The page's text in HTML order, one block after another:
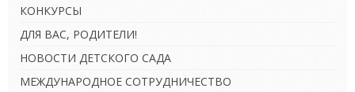
КОНКУРСЫ
ДЛЯ ВАС, РОДИТЕЛИ!
НОВОСТИ ДЕТСКОГО САДА
МЕЖДУНАРОДНОЕ СОТРУДНИЧЕСТВО